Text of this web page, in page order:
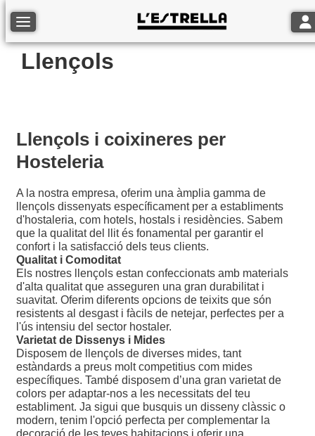
Toggle navigation
Llençols
Llençols i coixineres per
Hosteleria
A la nostra empresa, oferim una àmplia gamma de
llençols dissenyats específicament per a establiments
d'hostaleria, com hotels, hostals i residències. Sabem
que la qualitat del llit és fonamental per garantir el
confort i la satisfacció dels teus clients.
Qualitat i Comoditat
Els nostres llençols estan confeccionats amb materials
d'alta qualitat que asseguren una gran durabilitat i
suavitat. Oferim diferents opcions de teixits que són
resistents al desgast i fàcils de netejar, perfectes per a
l'ús intensiu del sector hostaler.
Varietat de Dissenys i Mides
Disposem de llençols de diverses mides, tant
estàndards a preus molt competitius com mides
específiques. També disposem d’una gran varietat de
colors per adaptar-nos a les necessitats del teu
establiment. Ja sigui que busquis un disseny clàssic o
modern, tenim l'opció perfecta per complementar la
decoració de les teves habitacions i oferir una